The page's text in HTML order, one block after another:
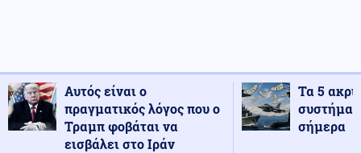
Αυτός είναι ο
πραγματικός λόγος που ο
Τραμπ φοβάται να
εισβάλει στο Ιράν
Τα 5
σήμερα